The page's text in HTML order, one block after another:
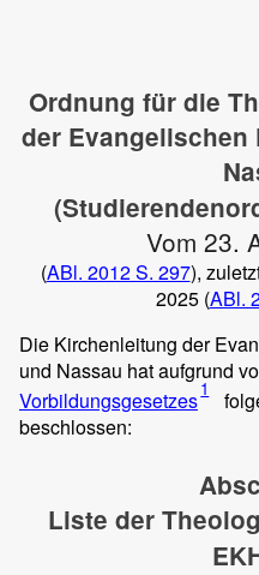
Ordnung für die
der Evangelischen
Vom 23.
(ABl. 2012 S. 297),
2025 (ABl.
Die Kirchenleitung der
und Nassau hat aufgrund
Vorbildungsgesetzes1
beschlossen:
Liste der